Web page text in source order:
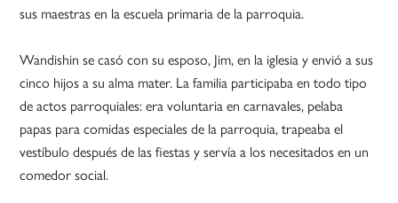
sus maestras en la escuela primaria de la parroquia.
Wandishin se casó con su esposo, Jim, en la iglesia y envió a sus
cinco hijos a su alma mater. La familia participaba en todo tipo
de actos parroquiales: era voluntaria en carnavales, pelaba
papas para comidas especiales de la parroquia, trapeaba el
vestíbulo después de las fiestas y servía a los necesitados en un
comedor social.